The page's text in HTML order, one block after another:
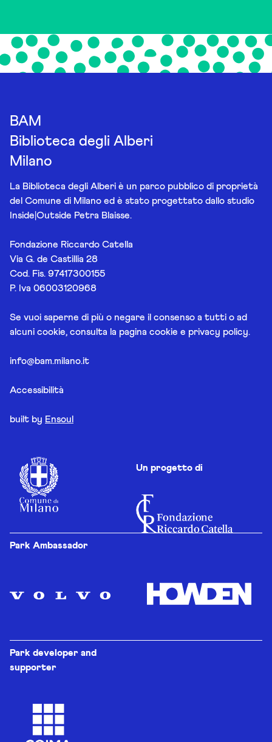
BAM
Biblioteca degli Alberi
Milano
La Biblioteca degli Alberi è un parco pubblico di proprietà
del Comune di Milano ed è stato progettato dallo studio
Inside|Outside Petra Blaisse.
Fondazione Riccardo Catella
Via G. de Castillia 28
Cod. Fis. 97417300155
P. Iva 06003120968
Se vuoi saperne di più o negare il consenso a tutti o ad
alcuni cookie, consulta la pagina cookie e privacy policy.
info@bam.milano.it
Accessibilità
built by Ensoul
Un progetto di
Park Ambassador
Park developer and
supporter